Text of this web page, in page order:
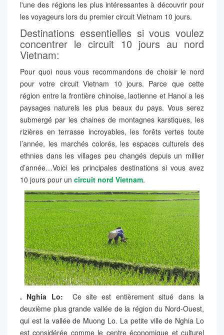
l'une des régions les plus intéressantes à découvrir pour
les voyageurs lors du premier circuit Vietnam 10 jours.
Destinations essentielles si vous voulez
concentrer le circuit 10 jours au nord
Vietnam:
Pour quoi nous vous recommandons de choisir le nord
pour votre circuit Vietnam 10 jours. Parce que cette
région entre la frontière chinoise, laotienne et Hanoi a les
paysages naturels les plus beaux du pays. Vous serez
submergé par les chaines de montagnes karstiques, les
rizières en terrasse incroyables, les forêts vertes toute
l’année, les marchés colorés, les espaces culturels des
ethnies dans les villages peu changés depuis un millier
d’année…Voici les principales destinations si vous avez
10 jours pour un circuit nord Vietnam.
. Nghia Lo: Ce site est entièrement situé dans la
deuxième plus grande vallée de la région du Nord-Ouest,
qui est la vallée de Muong Lo. La petite ville de Nghia Lo
est considérée comme le centre économique et culturel